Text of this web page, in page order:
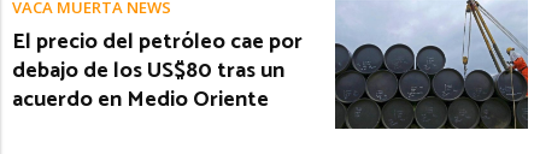
VACA MUERTA NEWS
El precio del petróleo cae por
debajo de los US$80 tras un
acuerdo en Medio Oriente